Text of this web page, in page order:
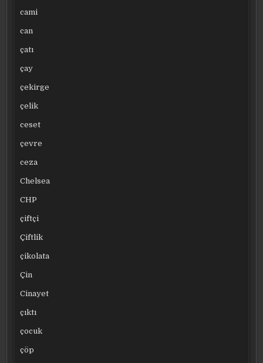
cami
can
çatı
çay
çekirge
çelik
ceset
çevre
ceza
Chelsea
CHP
çiftçi
Çiftlik
çikolata
Çin
Cinayet
çıktı
çocuk
çöp